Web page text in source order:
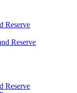
Reserve
Reserve
Reserve